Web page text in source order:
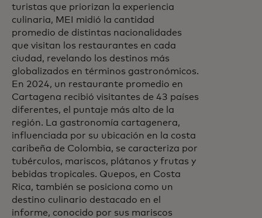
turistas que priorizan la experiencia
culinaria, MEI midió la cantidad
promedio de distintas nacionalidades
que visitan los restaurantes en cada
ciudad, revelando los destinos más
globalizados en términos gastronómicos.
En 2024, un restaurante promedio en
Cartagena recibió visitantes de 43 países
diferentes, el puntaje más alto de la
región. La gastronomía cartagenera,
influenciada por su ubicación en la costa
caribeña de Colombia, se caracteriza por
tubérculos, mariscos, plátanos y frutas y
bebidas tropicales. Quepos, en Costa
Rica, también se posiciona como un
destino culinario destacado en el
informe, conocido por sus mariscos